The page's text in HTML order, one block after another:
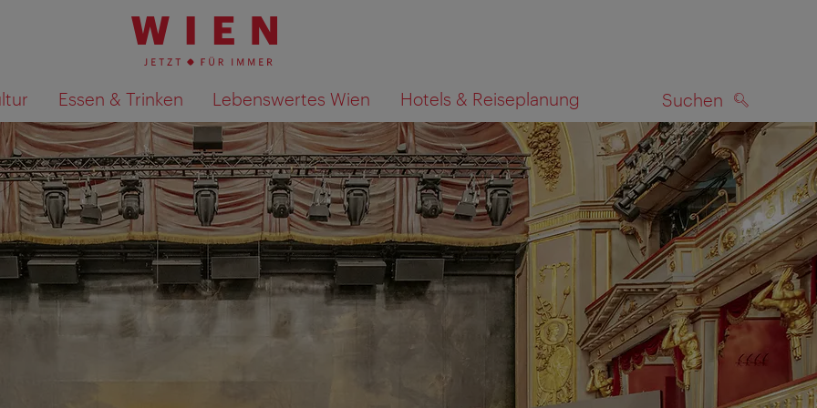
Essen & Trinken Lebenswertes Wien Hotels & Reiseplanung Suchen
Suchergebnisse auf Karte anzeigen SUCHEN